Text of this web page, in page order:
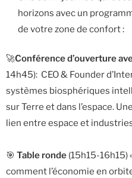
horizons avec un
de votre zone de confort :
🚀Conférence d’ouverture
14h45): CEO & Founder
systèmes biosphériques
sur Terre et dans l’espace.
lien entre espace et
🎯 Table ronde (15h15-16h15)
comment l’économie en